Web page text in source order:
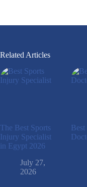
Related Articles
The Best Sports
Injury Specialist
in Egypt 2026
July 27,
2026
Best